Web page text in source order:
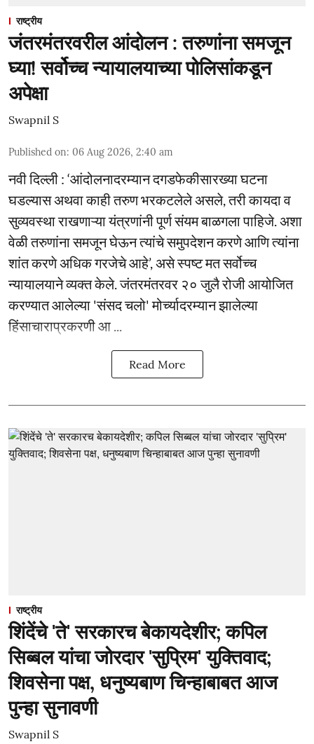
राष्ट्रीय
जंतरमंतरवरील आंदोलन : तरुणांना समजून
घ्या! सर्वोच्च न्यायालयाच्या पोलिसांकडून
अपेक्षा
Swapnil S
Published on: 06 Aug 2026, 2:40 am
नवी दिल्ली : ‘आंदोलनादरम्यान दगडफेकीसारख्या घटना
घडल्यास अथवा काही तरुण भरकटलेले असले, तरी कायदा व
सुव्यवस्था राखणाऱ्या यंत्रणांनी पूर्ण संयम बाळगला पाहिजे. अशा
वेळी तरुणांना समजून घेऊन त्यांचे समुपदेशन करणे आणि त्यांना
शांत करणे अधिक गरजेचे आहे’, असे स्पष्ट मत सर्वोच्च
न्यायालयाने व्यक्त केले. जंतरमंतरवर २० जुलै रोजी आयोजित
करण्यात आलेल्या 'संसद चलो' मोर्च्यादरम्यान झालेल्या
हिंसाचाराप्रकरणी आ ...
Read More
राष्ट्रीय
शिंदेंचे 'ते' सरकारच बेकायदेशीर; कपिल
सिब्बल यांचा जोरदार 'सुप्रिम' युक्तिवाद;
शिवसेना पक्ष, धनुष्यबाण चिन्हाबाबत आज
पुन्हा सुनावणी
Swapnil S